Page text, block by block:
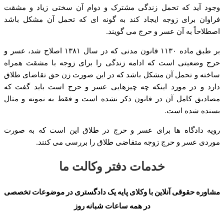
وجود آید که تحمل زندگی مشترک و دوام آن سختی زیاد و مشقت
فراوان برای زوجه ایجاد کند به گونه ای که تحمل آن مشکل باشد
اصطلاحاً به آن عسر و حرج می گویند.
بر طبق ماده ۱۱۳۰ قانون مدنی که در سال ۱۳۸۱ اصلاح شد، عسر و
حرج وضعیتی است که ادامه زندگی را برای زوجه با مشقت همراه
ساخته و تحمل آن مشکل باشد که در این صورت زن حق تقاضای طلاق
دارد و در مورد اینکه چه چیزهایی عسر و حرج است باید گفت که
مصادیق کامل آن در قانون ذکر نشده است و فقط به نمونه و مثال
بسنده شده است.
رویه دادگاه ها برای عسر و حرج در طلاق این است که به صورت
موردی عسر و حرج زوجه متقاضی طلاق را بررسی می کنند.
خدمات دفتر وکالت ما
مشاوره حقوقی آنلاین با وکلای پایه یک دادگستری در موضوعات تخصصی
در همه ساعات شبانه روز